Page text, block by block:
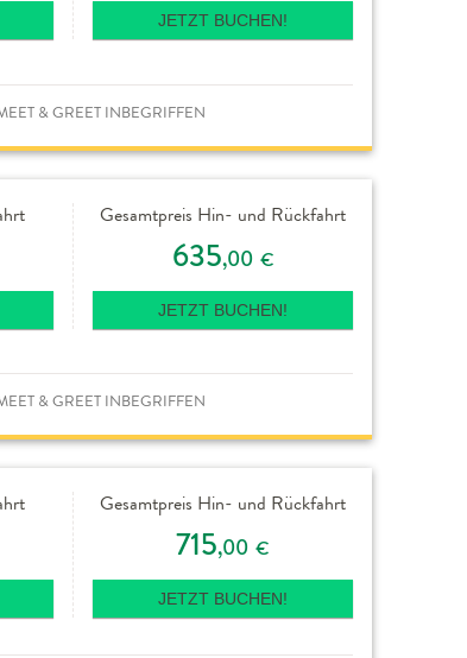
JETZT BUCHEN!
& GREET INBEGRIFFEN
Gesamtpreis Hin- und Rückfahrt
635,00 €
JETZT BUCHEN!
& GREET INBEGRIFFEN
Gesamtpreis Hin- und Rückfahrt
715,00 €
JETZT BUCHEN!